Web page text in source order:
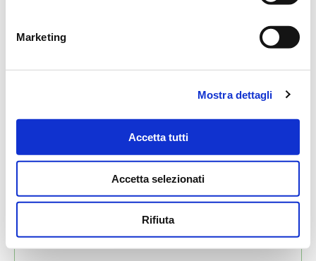
Marketing
Mostra dettagli
Accetta tutti
Accetta selezionati
Rifiuta
CONDIVIDI
MESSAGGI ALLA FAMIGLIA
Lascia ora un messaggio di vicinanza alla famiglia di ILDE.
Il tuo indirizzo email non sarà pubblicato.